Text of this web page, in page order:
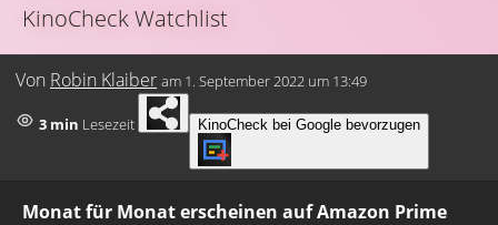
KinoCheck Watchlist
Von Robin Klaiber am 1. September 2022 um 13:49
3 min Lesezeit KinoCheck bei Google bevorzugen
Monat für Monat erscheinen auf Amazon Prime